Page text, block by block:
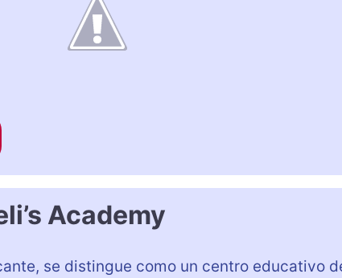
Academy
se distingue como un centro educativo